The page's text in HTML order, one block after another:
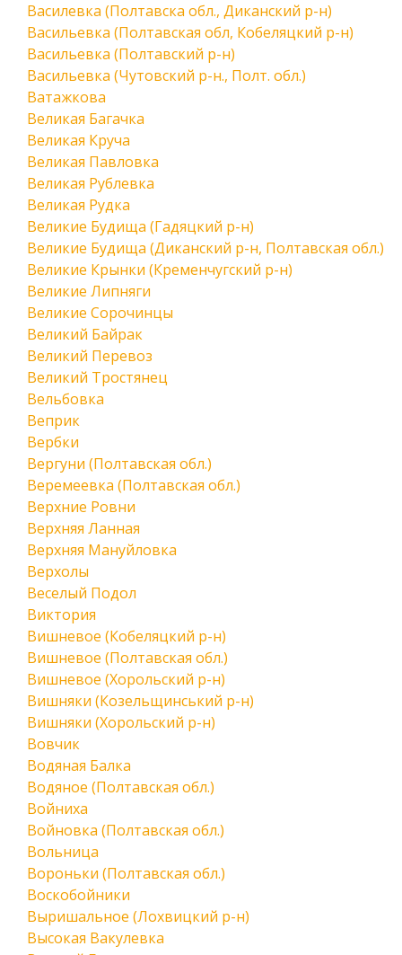
Василевка (Полтавска обл., Диканский р-н)
Васильевка (Полтавская обл, Кобеляцкий р-н)
Васильевка (Полтавский р-н)
Васильевка (Чутовский р-н., Полт. обл.)
Ватажкова
Великая Багачка
Великая Круча
Великая Павловка
Великая Рублевка
Великая Рудка
Великие Будища (Гадяцкий р-н)
Великие Будища (Диканский р-н, Полтавская обл.)
Великие Крынки (Кременчугский р-н)
Великие Липняги
Великие Сорочинцы
Великий Байрак
Великий Перевоз
Великий Тростянец
Вельбовка
Веприк
Вербки
Вергуни (Полтавская обл.)
Веремеевка (Полтавская обл.)
Верхние Ровни
Верхняя Ланная
Верхняя Мануйловка
Верхолы
Веселый Подол
Виктория
Вишневое (Кобеляцкий р-н)
Вишневое (Полтавская обл.)
Вишневое (Хорольский р-н)
Вишняки (Козельщинський р-н)
Вишняки (Хорольский р-н)
Вовчик
Водяная Балка
Водяное (Полтавская обл.)
Войниха
Войновка (Полтавская обл.)
Вольница
Вороньки (Полтавская обл.)
Воскобойники
Выришальное (Лохвицкий р-н)
Высокая Вакулевка